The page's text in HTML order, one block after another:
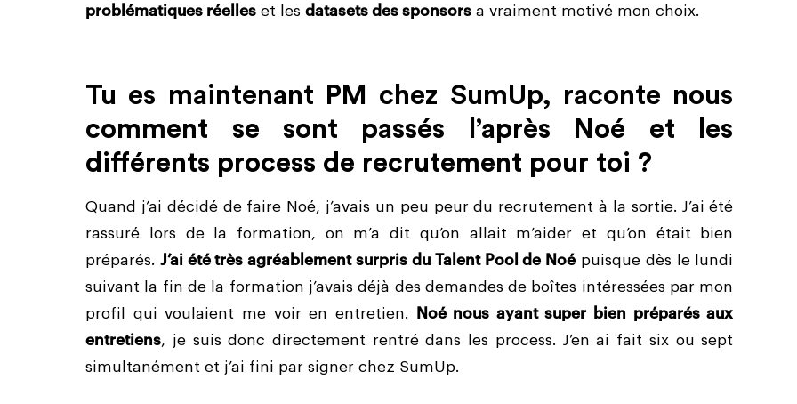
problématiques réelles et lesdatasets des sponsors a vraiment motivé mon choix.
Tu es maintenant PM chez SumUp, raconte nous
comment se sont passés l’après Noé et les
différents process de recrutement pour toi ?
Quand j’ai décidé de faire Noé, j’avais un peu peur du recrutement à la sortie. J’ai été
rassuré lors de la formation, on m’a dit qu’on allait m’aider et qu’on était bien
préparés. J’ai été très agréablement surpris du Talent Pool de Noépuisque dès le lundi
suivant la fin de la formation j’avais déjà des demandes de boîtes intéressées par mon
profil qui voulaient me voir en entretien.
Noé nous ayant super bien préparés aux
entretiens, je suis donc directement rentré dans les process. J’en ai fait six ou sept
simultanément et j’ai fini par signer chez SumUp.